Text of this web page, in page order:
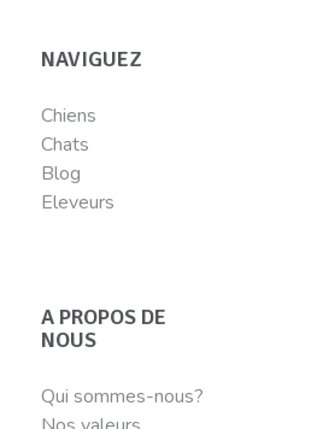
NAVIGUEZ
Chiens
Chats
Blog
Eleveurs
A PROPOS DE
NOUS
Qui sommes-nous?